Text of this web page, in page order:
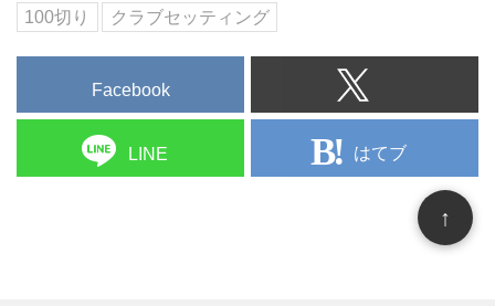
100切り クラブセッティング
Facebook
LINE はてブ
↑